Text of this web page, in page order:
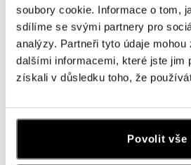
soubory cookie. Informace o tom,
sdílíme se svými partnery pro
analýzy. Partneři tyto údaje mohou
dalšími informacemi, které jste jim
získali v důsledku toho, že
Povolit vše
Všetky Česko
HALADA OC Eurovea,
dnes otvorené od 10:00
HALADA OC Avion,